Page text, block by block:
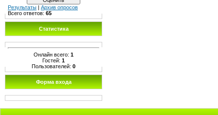
Результаты | Архив опросов
Всего ответов: 65
Статистика
Онлайн всего: 1
Гостей: 1
Пользователей: 0
Форма входа